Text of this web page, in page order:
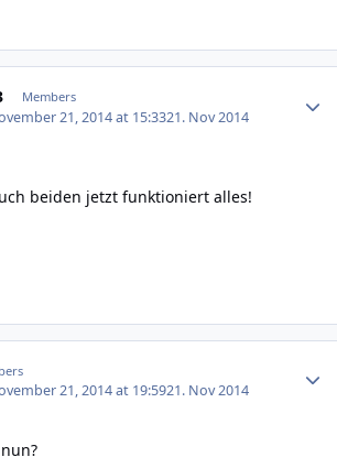
Members
21, 2014 at 15:3321. Nov 2014
beiden jetzt funktioniert alles!
21, 2014 at 19:5921. Nov 2014